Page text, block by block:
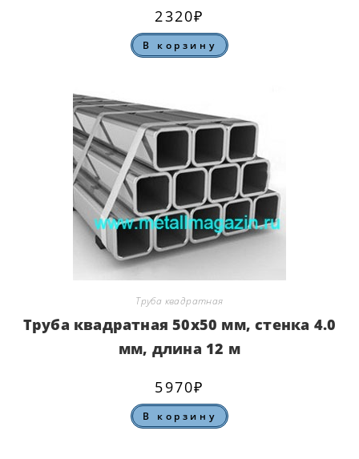
2320₽
В корзину
Труба квадратная
Труба квадратная 50х50 мм, стенка 4.0
мм, длина 12 м
5970₽
В корзину